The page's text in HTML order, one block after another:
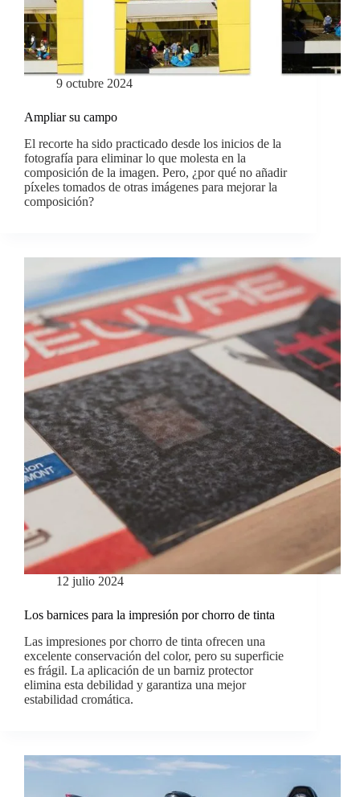
9 octubre 2024
Ampliar su campo
El recorte ha sido practicado desde los inicios de la
fotografía para eliminar lo que molesta en la
composición de la imagen. Pero, ¿por qué no añadir
píxeles tomados de otras imágenes para mejorar la
composición?
12 julio 2024
Los barnices para la impresión por chorro de tinta
Las impresiones por chorro de tinta ofrecen una
excelente conservación del color, pero su superficie
es frágil. La aplicación de un barniz protector
elimina esta debilidad y garantiza una mejor
estabilidad cromática.